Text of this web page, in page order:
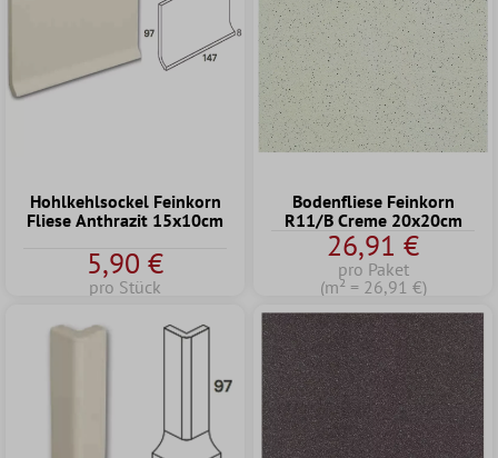
Hohlkehlsockel Feinkorn
Fliese Anthrazit 15x10cm
5,90 €
pro Stück
Bodenfliese Feinkorn
R11/B Creme 20x20cm
26,91 €
pro Paket
(m² = 26,91 €)